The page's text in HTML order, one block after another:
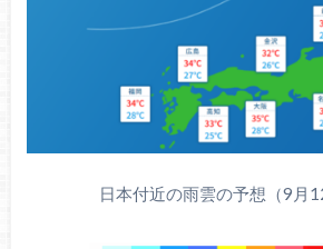
日本付近の雨雲の予想（9月